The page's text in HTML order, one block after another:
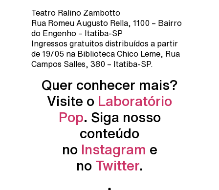
Teatro Ralino Zambotto
Rua Romeu Augusto Rella, 1100 – Bairro
do Engenho – Itatiba-SP
Ingressos gratuitos distribuídos a partir
de 19/05 na Biblioteca Chico Leme, Rua
Campos Salles, 380 – Itatiba-SP.
Quer conhecer mais?
Visite o Laboratório
Pop. Siga nosso
conteúdo
no Instagram e
no Twitter.